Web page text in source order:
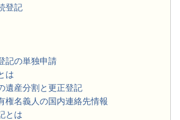
登記
記の単独申請
は
遺産分割と更正登記
権名義人の国内連絡先情報
とは